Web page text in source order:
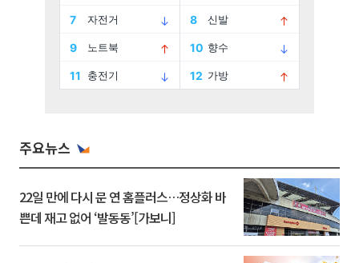
주요뉴스
22일 만에 다시 문 연 홈플러스…정상화 바
쁜데 재고 없어 ‘발동동’[가보니]